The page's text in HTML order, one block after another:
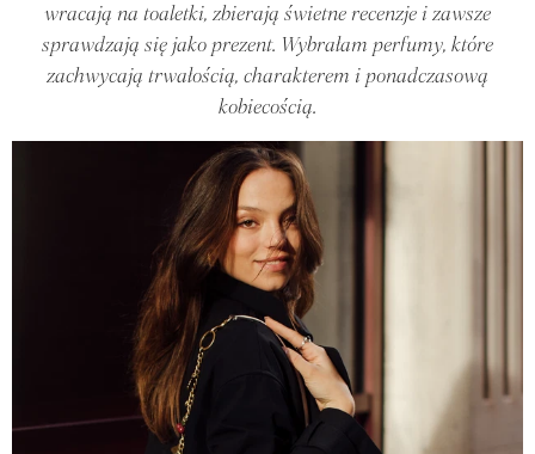
wracają na toaletki, zbierają świetne recenzje i zawsze
sprawdzają się jako prezent. Wybrałam perfumy, które
zachwycają trwałością, charakterem i ponadczasową
kobiecością.